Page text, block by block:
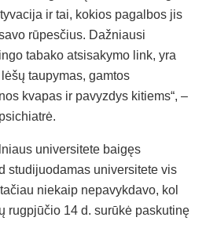
ir tai, kokios pagalbos jis
rūpesčius. Dažniausi
tabako atsisakymo link, yra
taupymas, gamtos
kvapas ir pavyzdys kitiems“, –
universitete baigęs
studijuodamas universitete vis
niekaip nepavykdavo, kol
rugpjūčio 14 d. surūkė paskutinę